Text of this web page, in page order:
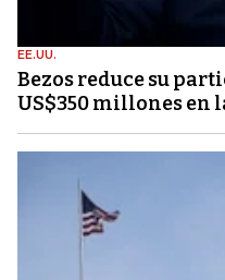
EE.UU.
Bezos reduce su
US$350 millones en